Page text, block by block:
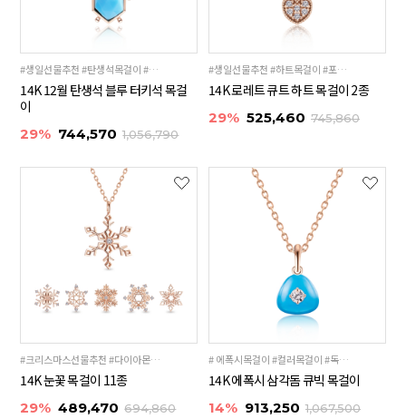
#생일선물추천 #탄생석목걸이 #터키석목걸이
14K 12월 탄생석 블루 터키석 목걸
이
29% 744,570 1,056,790
#생일선물추천 #하트목걸이 #포인트목걸이
14K 로레트 큐트 하트 목걸이 2종
29% 525,460 745,860
#크리스마스선물추천 #다이아몬드 #포인트목걸이
14K 눈꽃 목걸이 11종
29% 489,470 694,860
# 에폭시목걸이 #컬러목걸이 #독특한스타일목걸이
14K 에폭시 삼각돔 큐빅 목걸이
14% 913,250 1,067,500